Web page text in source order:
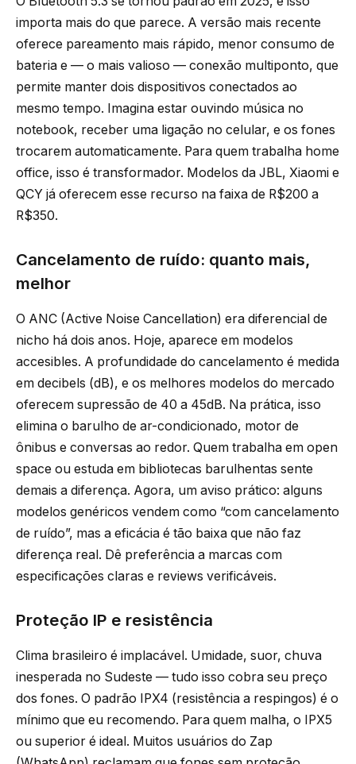
importa mais do que parece. A versão mais recente
oferece pareamento mais rápido, menor consumo de
bateria e — o mais valioso — conexão multiponto, que
permite manter dois dispositivos conectados ao
mesmo tempo. Imagina estar ouvindo música no
notebook, receber uma ligação no celular, e os fones
trocarem automaticamente. Para quem trabalha home
office, isso é transformador. Modelos da JBL, Xiaomi e
QCY já oferecem esse recurso na faixa de R$200 a
R$350.
Cancelamento de ruído: quanto mais,
melhor
O ANC (Active Noise Cancellation) era diferencial de
nicho há dois anos. Hoje, aparece em modelos
accesibles. A profundidade do cancelamento é medida
em decibels (dB), e os melhores modelos do mercado
oferecem supressão de 40 a 45dB. Na prática, isso
elimina o barulho de ar-condicionado, motor de
ônibus e conversas ao redor. Quem trabalha em open
space ou estuda em bibliotecas barulhentas sente
demais a diferença. Agora, um aviso prático: alguns
modelos genéricos vendem como “com cancelamento
de ruído”, mas a eficácia é tão baixa que não faz
diferença real. Dê preferência a marcas com
especificações claras e reviews verificáveis.
Proteção IP e resistência
Clima brasileiro é implacável. Umidade, suor, chuva
inesperada no Sudeste — tudo isso cobra seu preço
dos fones. O padrão IPX4 (resistência a respingos) é o
mínimo que eu recomendo. Para quem malha, o IPX5
ou superior é ideal. Muitos usuários do Zap